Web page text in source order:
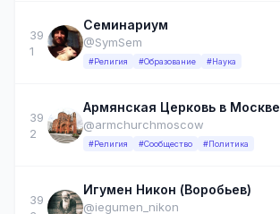
39
1
Семинариум
@SymSem
#Религия #Образование #Наука
39
2
Армянская Церковь в Москве
@armchurchmoscow
#Религия #Сообщество #Политика
39
Игумен Никон (Воробьев)
@iegumen_nikon